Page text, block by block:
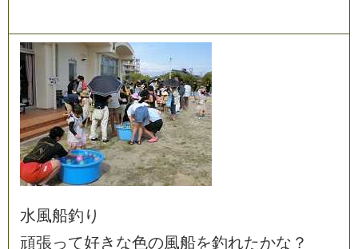
水風船釣 り
頑張って好き な色の風船を釣れたかな ？